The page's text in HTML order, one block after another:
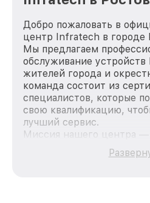
Добро пожаловать в
центр Infratech в городе
Мы предлагаем
обслуживание
жителей города и
команда состоит из
специалистов, которые
свою квалификацию,
лучший сервис.
Миссия нашего центра —
качественный и
каждого пользователя